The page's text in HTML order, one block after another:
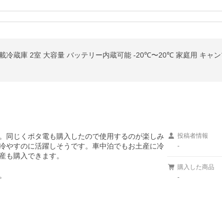
冷蔵庫 2室 大容量 バッテリー内蔵可能 -20℃〜20℃ 家庭用 キャ
同じくポタ電も購入したので使用するのが楽しみ
やすのに活躍しそうです。車中泊でもお土産に冷
も購入できます。
投稿者情報
-
購入した商品
-